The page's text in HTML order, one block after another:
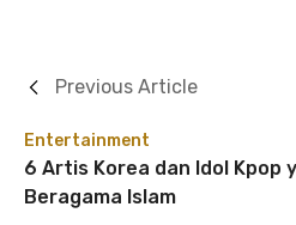
Entertainment
6 Artis Korea dan Idol Kpop
Beragama Islam
Previous Article